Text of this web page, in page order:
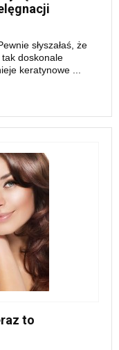
słyszałaś, że
tak doskonale
keratynowe ...
to